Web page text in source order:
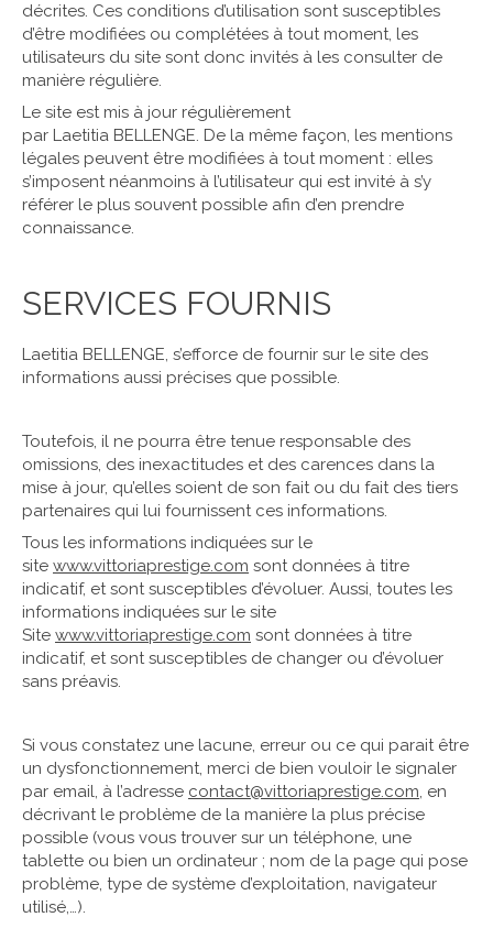
décrites. Ces conditions d’utilisation sont susceptibles
d’être modifiées ou complétées à tout moment, les
utilisateurs du site sont donc invités à les consulter de
manière régulière.
Le site est mis à jour régulièrement
par Laetitia BELLENGE. De la même façon, les mentions
légales peuvent être modifiées à tout moment : elles
s’imposent néanmoins à l’utilisateur qui est invité à s’y
référer le plus souvent possible afin d’en prendre
connaissance.
SERVICES FOURNIS
Laetitia BELLENGE, s’efforce de fournir sur le site des
informations aussi précises que possible.
Toutefois, il ne pourra être tenue responsable des
omissions, des inexactitudes et des carences dans la
mise à jour, qu’elles soient de son fait ou du fait des tiers
partenaires qui lui fournissent ces informations.
Tous les informations indiquées sur le
site www.vittoriaprestige.com sont données à titre
indicatif, et sont susceptibles d’évoluer. Aussi, toutes les
informations indiquées sur le site
Site www.vittoriaprestige.com sont données à titre
indicatif, et sont susceptibles de changer ou d’évoluer
sans préavis.
Si vous constatez une lacune, erreur ou ce qui parait être
un dysfonctionnement, merci de bien vouloir le signaler
par email, à l’adresse contact@vittoriaprestige.com, en
décrivant le problème de la manière la plus précise
possible (vous vous trouver sur un téléphone, une
tablette ou bien un ordinateur ; nom de la page qui pose
problème, type de système d’exploitation, navigateur
utilisé,…).